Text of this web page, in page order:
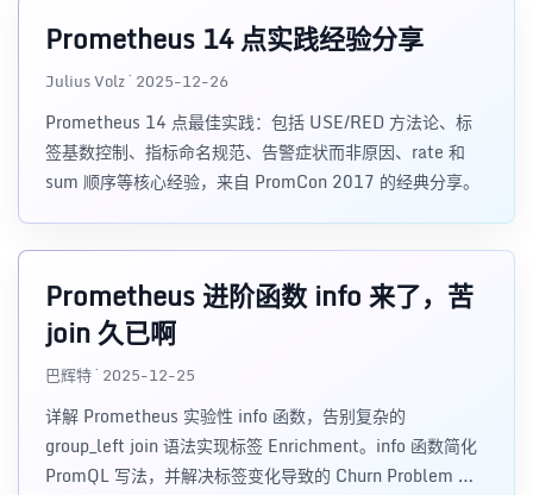
Prometheus 14 点实践经验分享
Julius Volz · 2025-12-26
Prometheus 14 点最佳实践：包括 USE/RED 方法论、标
签基数控制、指标命名规范、告警症状而非原因、rate 和
sum 顺序等核心经验，来自 PromCon 2017 的经典分享。
Prometheus 进阶函数 info 来了，苦
join 久已啊
巴辉特 · 2025-12-25
详解 Prometheus 实验性 info 函数，告别复杂的
group_left join 语法实现标签 Enrichment。info 函数简化
PromQL 写法，并解决标签变化导致的 Churn Problem 和